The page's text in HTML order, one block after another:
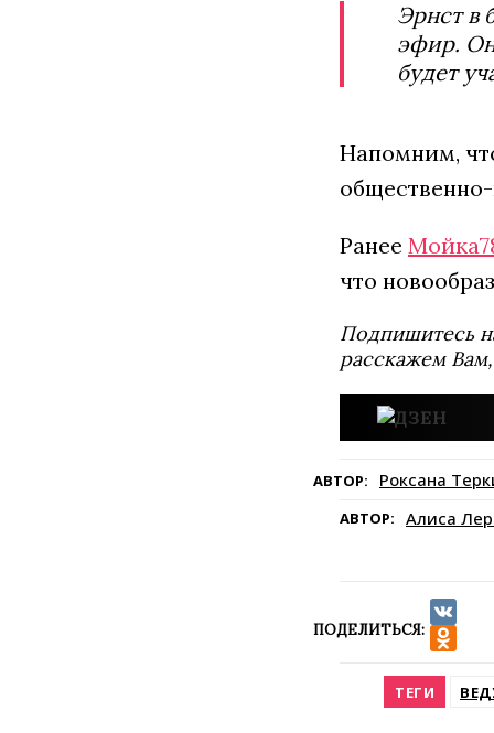
Эрнст в
эфир.
будет
Напомним,
Ранее
что
Подпишитесь
расскажем
АВТОР: Роксана
АВТОР: Алиса
ПОДЕЛИТЬСЯ:
VK
ТЕГИ